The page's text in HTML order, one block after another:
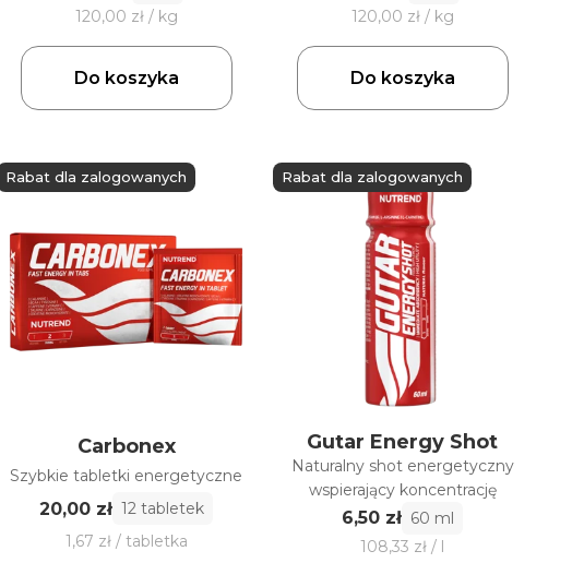
120,00 zł / kg
Do koszyka
120,00 zł / kg
Do koszyka
Rabat dla zalogowanych
Carbonex
Szybkie tabletki energetyczne
20,00 zł 12 tabletek
1,67 zł / tabletka
Rabat dla zalogowanych
Gutar Energy Shot
Naturalny shot energetyczny
wspierający koncentrację
6,50 zł 60 ml
108,33 zł / l